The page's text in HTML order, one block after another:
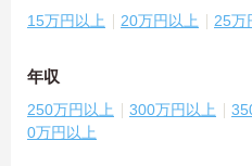
15万円以上 20万円以上 25万
年収
250万円以上 300万円以上
0万円以上